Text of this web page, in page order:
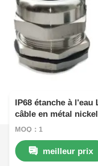
IP68 étanche à
câble en métal
MOQ：1
meilleur prix